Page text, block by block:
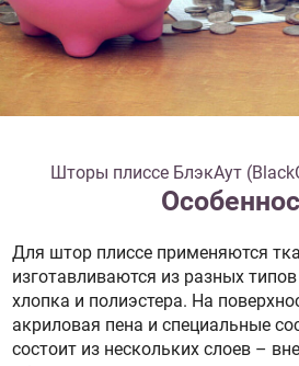
Шторы плиссе БлэкАут
Для штор плиссе применяются
изготавливаются из разных
хлопка и полиэстера. На
акриловая пена и специальные
состоит из нескольких слоев –